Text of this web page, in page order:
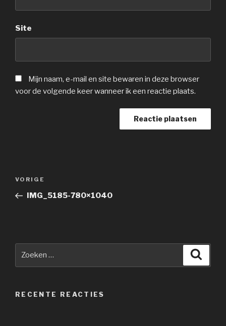
Site
Mijn naam, e-mail en site bewaren in deze browser
voor de volgende keer wanneer ik een reactie plaats.
Vorig
bericht
VORIGE
IMG_5185-780×1040
RECENTE REACTIES